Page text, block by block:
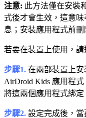
注意: 此方法僅在安裝
式後才會生效，這意味
息；安裝應用程式前
若要在裝置上使用，請
步驟1. 在兩部裝置上安
AirDroid Kids 應用程
將這兩個應用程式綁定
步驟2. 設定完成後，當